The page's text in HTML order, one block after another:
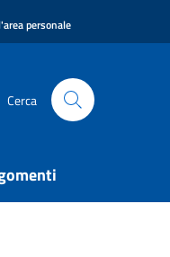
personale
Cerca